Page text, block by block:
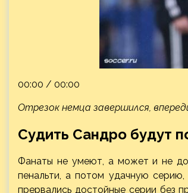
00:00 / 00:00
Отрезок немца завершился,
Судить Сандро будут
Фанаты не умеют, а может и не
пенальти, а потом удачную
прервались достойные серии без